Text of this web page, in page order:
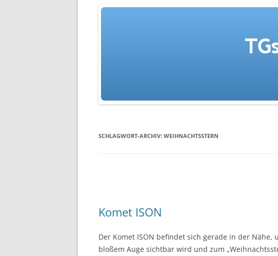
SCHLAGWORT-ARCHIV: WEIHNACHTSSTERN
Komet ISON
Der Komet ISON befindet sich gerade in der
bloßem Auge sichtbar wird und zum